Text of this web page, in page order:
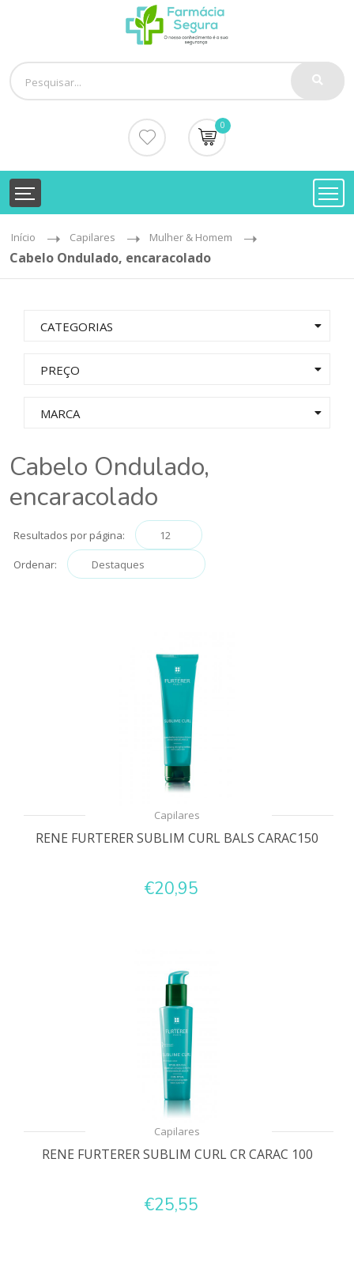
0
Início Capilares Mulher & Homem
Cabelo Ondulado, encaracolado
CATEGORIAS
PREÇO
MARCA
Cabelo Ondulado,
encaracolado
Resultados por página:
Ordenar:
Capilares
RENE FURTERER SUBLIM CURL BALS CARAC150
€20,95
Capilares
RENE FURTERER SUBLIM CURL CR CARAC 100
€25,55